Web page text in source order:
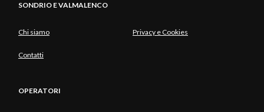
SONDRIO E VALMALENCO
Chi siamo Privacy e Cookies
Contatti
OPERATORI